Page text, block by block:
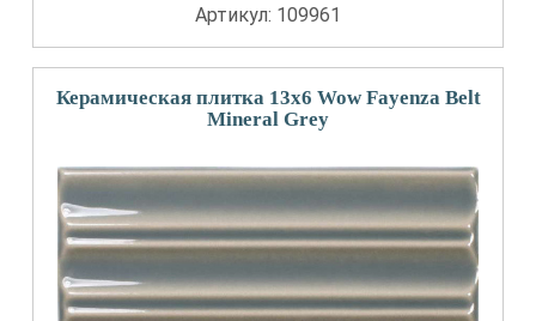
Артикул: 109961
Керамическая плитка 13x6 Wow Fayenza Belt
Mineral Grey